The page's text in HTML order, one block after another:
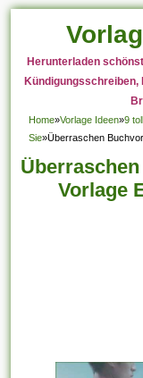
Herunterladen
Kündigungsschreiben,
Home»Vorlage Ideen»9
Sie»Überraschen
Vorlage